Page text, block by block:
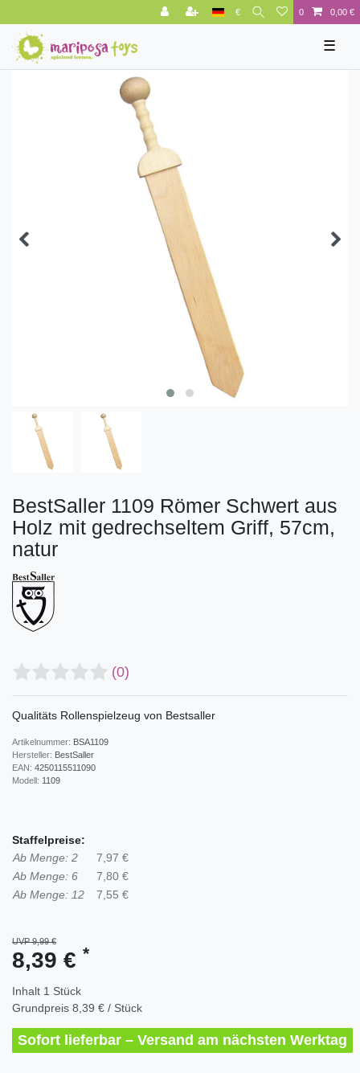
€ 0 0,00 €
☰
BestSaller 1109 Römer Schwert aus
Holz mit gedrechseltem Griff, 57cm,
natur
(0)
Qualitäts Rollenspielzeug von Bestsaller
Artikelnummer: BSA1109
Hersteller: BestSaller
EAN: 4250115511090
Modell: 1109
Staffelpreise:
Ab Menge: 2
7,97 €
Ab Menge: 6
7,80 €
Ab Menge: 12
7,55 €
UVP 9,99 €
8,39 € *
Inhalt 1 Stück
Grundpreis 8,39 € / Stück
Sofort lieferbar – Versand am nächsten Werktag